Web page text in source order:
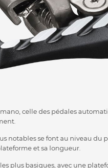
celle des pédales
notables se font au niveau du
et sa longueur.
plus basiques, avec une